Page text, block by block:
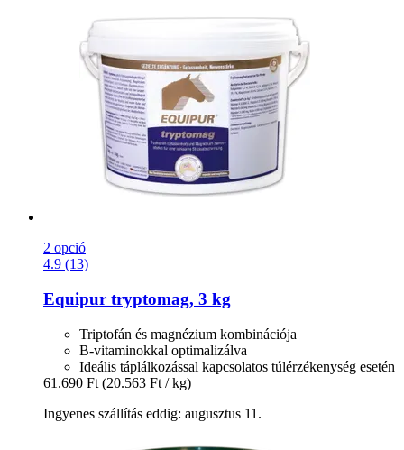
2 opció
4.9 (13)
Equipur tryptomag, 3 kg
Triptofán és magnézium kombinációja
B-vitaminokkal optimalizálva
Ideális táplálkozással kapcsolatos túlérzékenység esetén
61.690 Ft (20.563 Ft / kg)
Ingyenes szállítás eddig: augusztus 11.